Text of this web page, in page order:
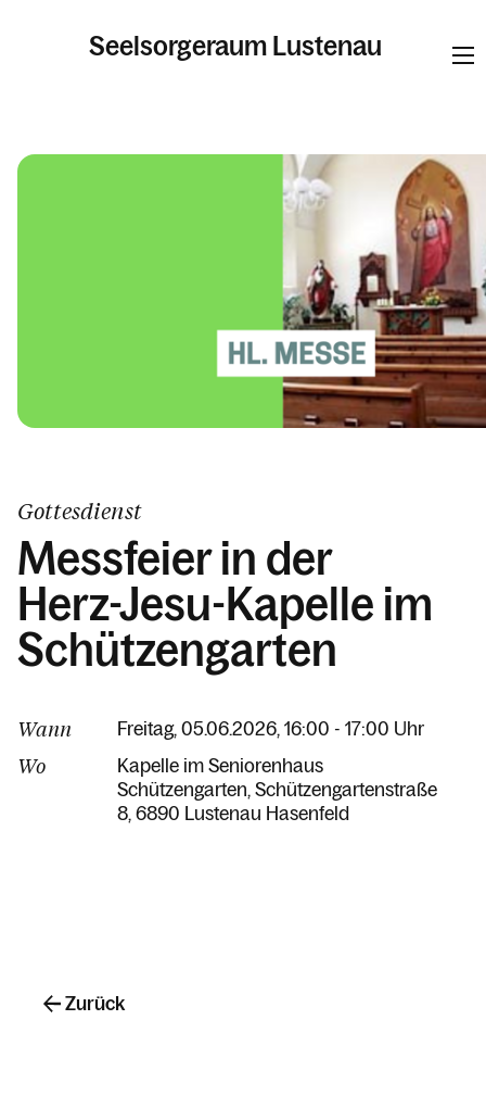
Seelsorgeraum Lustenau
Gottesdienst
Messfeier in der
Herz-Jesu-Kapelle im
Schützengarten
Wann Freitag, 05.06.2026, 16:00 - 17:00 Uhr
Wo
Kapelle im Seniorenhaus
Schützengarten Schützengartenstraße
8 6890 Lustenau Hasenfeld
Zurück